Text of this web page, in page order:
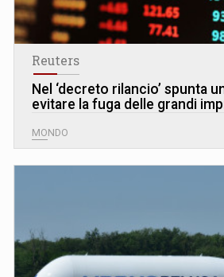
Reuters
Nel ‘decreto rilancio’ spunta
evitare la fuga delle grandi
MONDO